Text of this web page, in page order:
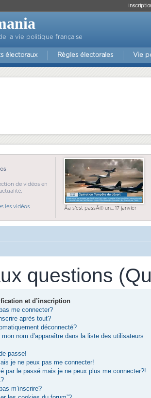
la vie politique française
électoraux Règles électorales Vie
de vidéos en
les vidéos Ãa s'est passÃ© un... 17 janvier
questions
et d’inscription
me connecter?
après tout?
déconnecté?
nom d’apparaître dans la liste des utilisateurs
passe!
je ne peux pas me connecter!
par le passé mais je ne peux plus me connecter?!
m’inscrire?